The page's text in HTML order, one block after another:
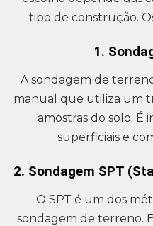
tipo de construção.
1.
A sondagem de
manual que utiliza um
amostras do solo. É
superficiais e
2. Sondagem SPT
O SPT é um dos
sondagem de terreno.